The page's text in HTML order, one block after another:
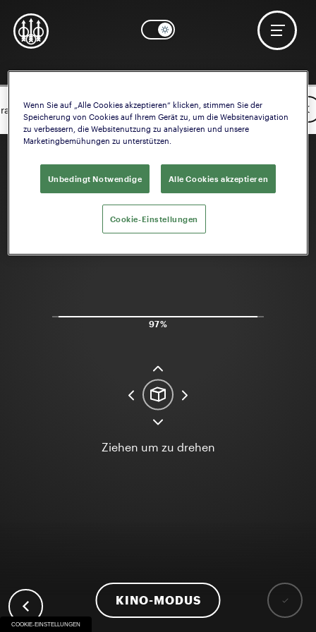
Sie Hilfe? Starten Sie die Konfiguration der Schaft OK
97%
KINO-MODUS
Ziehen um zu drehen
COOKIE-EINSTELLUNGEN
Wenn Sie auf „Alle Cookies akzeptieren“ klicken, stimmen Sie der
Speicherung von Cookies auf Ihrem Gerät zu, um die Websitenavigation
zu verbessern, die Websitenutzung zu analysieren und unsere
Marketingbemühungen zu unterstützen.
Unbedingt Notwendige Alle Cookies akzeptieren
Cookie-Einstellungen